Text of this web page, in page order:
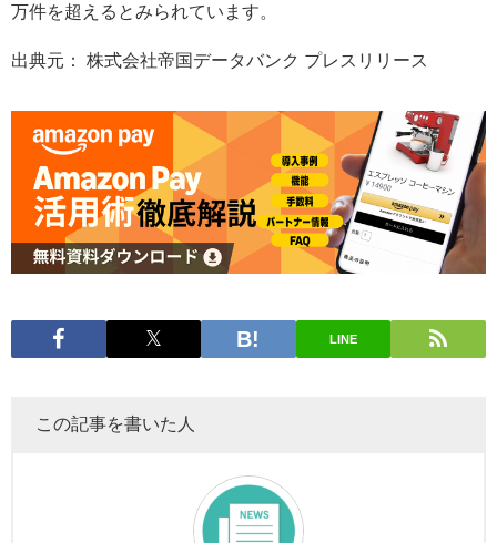
万件を超えるとみられています。
出典元： 株式会社帝国データバンク プレスリリース
LINE
この記事を書いた人